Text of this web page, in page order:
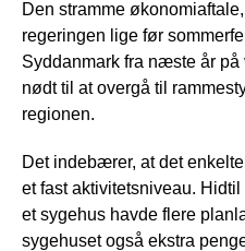
Den stramme
regeringen lige før
Syddanmark fra næste år
nødt til at overgå til
regionen.
Det indebærer, at det
et fast aktivitetsniveau.
et sygehus havde flere
sygehuset også ekstra